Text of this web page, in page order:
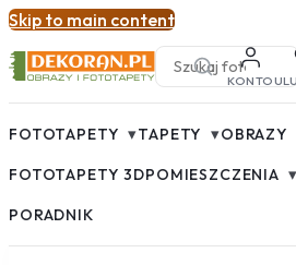
Skip to main content
KONTO
FOTOTAPETY ▾TAPETY ▾OBRAZY
FOTOTAPETY 3DPOMIESZCZENIA ▾
PORADNIK